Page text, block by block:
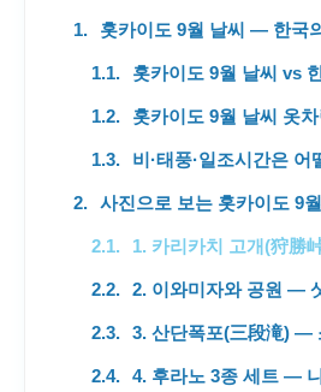
홋카이도 9월 날씨 — 한국의 10월 느낌, 여름 인파는 사
홋카이도 9월 날씨 vs 한국
홋카이도 9월 날씨 옷차림 — 「레
비·태풍·일조시간은 어
사진으로 보는 홋카이도 9월 날씨
1. 카리카치 고개(狩勝峠) — 「일본 신
2. 이와미자와 공원 — 삿포로 근교의 「
3. 산단폭포(三段滝) — 소라치가와의
4. 후라노 3종 세트 — 니구레테라스·치